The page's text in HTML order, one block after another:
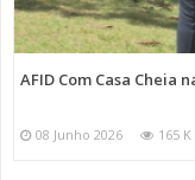
AFID Com Casa Cheia
08 Junho 2026 165 K